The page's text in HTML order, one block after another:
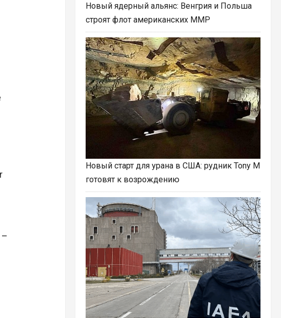
–
Новый ядерный альянс: Венгрия и Польша
строят флот американских ММР
Новый старт для урана в США: рудник Tony M
готовят к возрождению